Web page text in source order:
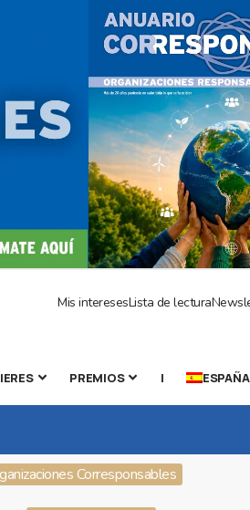
Mis interesesLista de lectura
PREMIOS | ESPAÑA
Corresponsables